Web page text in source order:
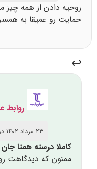
روحیه دادن از همه
حمایت رو عمیقا به
روابط
۲۳ مرداد ۱۴۰۲ در ۴:۲۳ ب٫ظ
کاملا درسته همتا جان
ممنون که دیدگاهت